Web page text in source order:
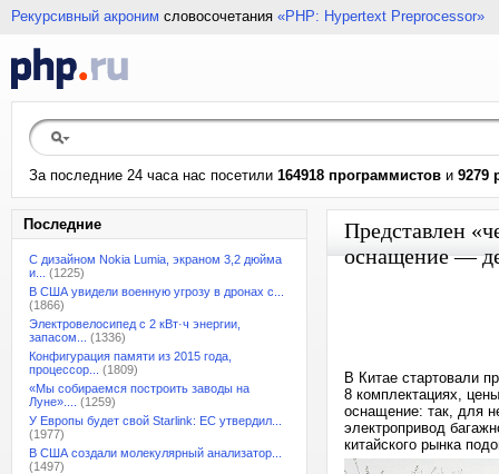
Рекурсивный акроним словосочетания «PHP: Hypertext Preprocessor»
За последние 24 часа нас посетили 164918 программистов и 9279
Последние
С дизайном Nokia Lumia, экраном 3,2 дюйма
и...
(1225)
В США увидели военную угрозу в дронах с...
(1866)
Электровелосипед с 2 кВт·ч энергии,
запасом...
(1336)
Конфигурация памяти из 2015 года,
процессор...
(1809)
«Мы собираемся построить заводы на
Луне»....
(1259)
У Европы будет свой Starlink: ЕС утвердил...
(1977)
В США создали молекулярный анализатор...
(1497)
Представлен
оснащение —
В Китае стартовали
8 комплектациях,
оснащение: так, для
электропривод
китайского рынка